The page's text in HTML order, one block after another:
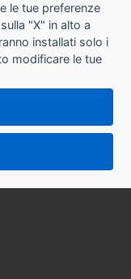
le tue preferenze
"X" in alto a
installati solo i
modificare le tue
Per maggiori
sui cookie